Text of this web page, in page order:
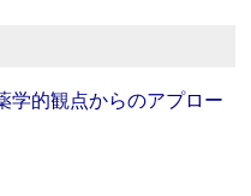
学的観点からのアプロー